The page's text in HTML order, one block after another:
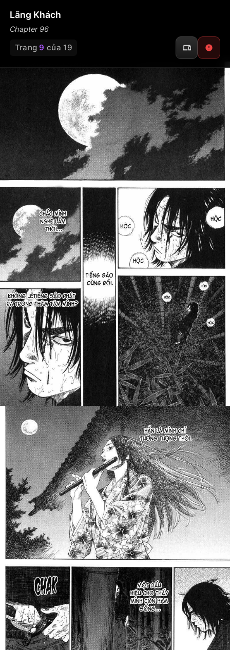
Lãng Khách
Chapter 96
Trang9 của 19